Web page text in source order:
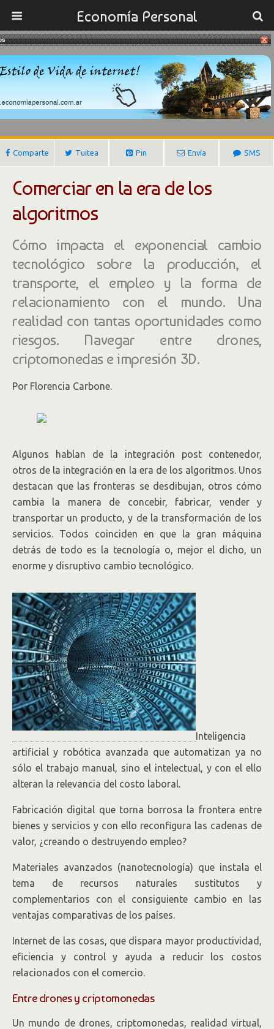
Economía Personal
11/10/2016
El Comercio Exterior En El Siglo XXI
Gustavo Ibañez Padilla
Comparte Tuitea Pin Envía SMS
Comerciar en la era de los
algoritmos
Cómo impacta el exponencial cambio
tecnológico sobre la producción, el
transporte, el empleo y la forma de
relacionamiento con el mundo. Una
realidad con tantas oportunidades como
riesgos. Navegar entre drones,
criptomonedas e impresión 3D.
Por Florencia Carbone.
Algunos hablan de la integración post contenedor,
otros de la integración en la era de los algoritmos. Unos
destacan que las fronteras se desdibujan, otros cómo
cambia la manera de concebir, fabricar, vender y
transportar un producto, y de la transformación de los
servicios. Todos coinciden en que la gran máquina
detrás de todo es la tecnología o, mejor el dicho, un
enorme y disruptivo cambio tecnológico.
Inteligencia
artificial y robótica avanzada que automatizan ya no
sólo el trabajo manual, sino el intelectual, y con el ello
alteran la relevancia del costo laboral.
Fabricación digital que torna borrosa la frontera entre
bienes y servicios y con ello reconfigura las cadenas de
valor, ¿creando o destruyendo empleo?
Materiales avanzados (nanotecnología) que instala el
tema de recursos naturales sustitutos y
complementarios con el consiguiente cambio en las
ventajas comparativas de los países.
Internet de las cosas, que dispara mayor productividad,
eficiencia y control y ayuda a reducir los costos
relacionados con el comercio.
Entre drones y criptomonedas
Un mundo de drones, criptomonedas, realidad virtual,